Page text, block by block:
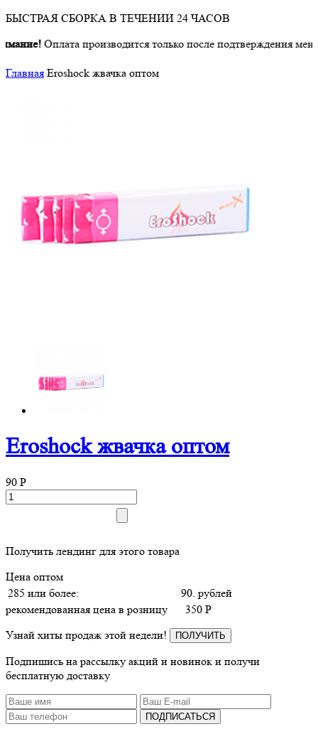
БЫСТРАЯ СБОРКА В ТЕЧЕНИИ 24 ЧАСОВ
Оплата производится только после подтверждения
Главная Eroshock жвачка оптом
Eroshock жвачка оптом
90 P
Получить лендинг для этого товара
Цена оптом
285 или более:
90. рублей
рекомендованная цена в розницу
350 P
Узнай хиты продаж этой недели!
ПОЛУЧИТЬ
Подпишись на рассылку акций и новинок и получи
бесплатную доставку
ПОДПИСАТЬСЯ